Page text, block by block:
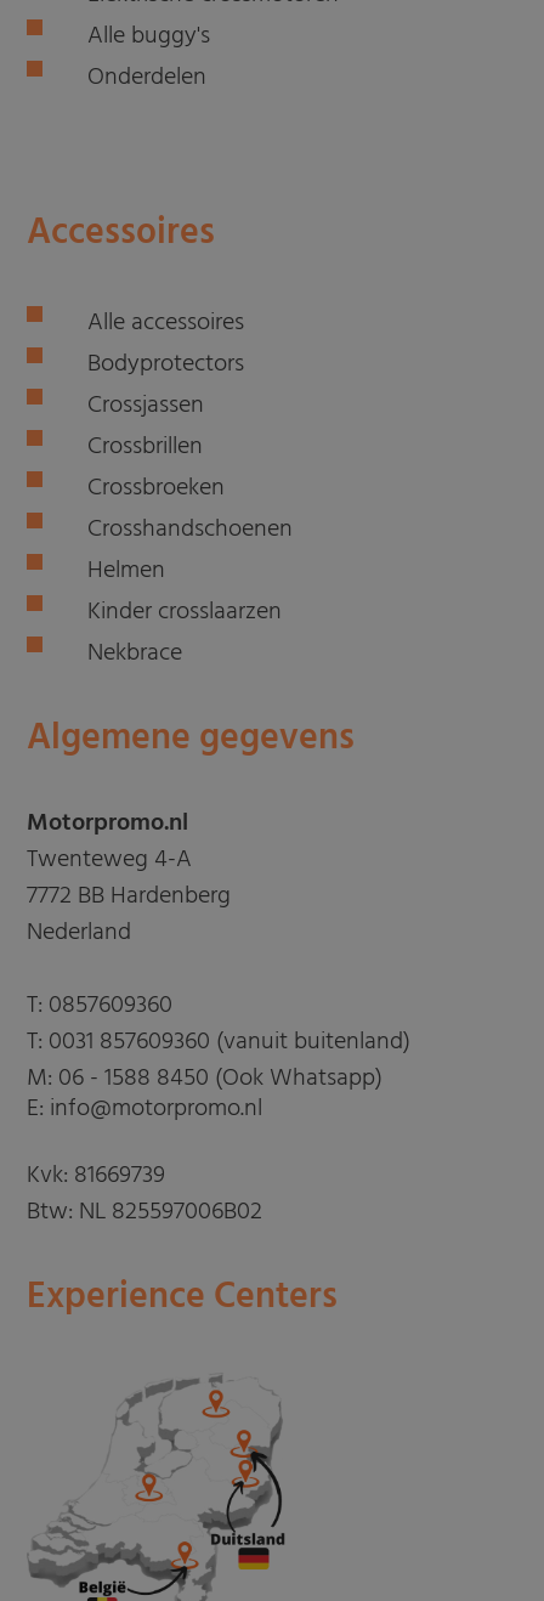
Alle buggy's
Onderdelen
Accessoires
Alle accessoires
Bodyprotectors
Crossjassen
Crossbrillen
Crossbroeken
Crosshandschoenen
Helmen
Kinder crosslaarzen
Nekbrace
Algemene gegevens
Motorpromo.nl
Twenteweg 4-A
7772 BB Hardenberg
Nederland
T: 0857609360
T: 0031 857609360 (vanuit buitenland)
M: 06 - 1588 8450 (Ook Whatsapp)
E: info@motorpromo.nl
Kvk: 81669739
Btw: NL 825597006B02
Experience Centers